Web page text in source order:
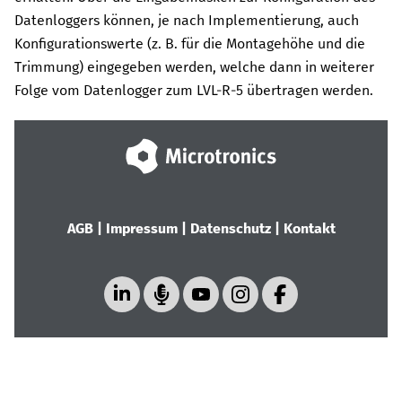
Datenloggers können, je nach Implementierung, auch
Konfigurationswerte (z. B. für die Montagehöhe und die
Trimmung) eingegeben werden, welche dann in weiterer
Folge vom Datenlogger zum LVL-R-5 übertragen werden.
AGB| Impressum| Datenschutz| Kontakt